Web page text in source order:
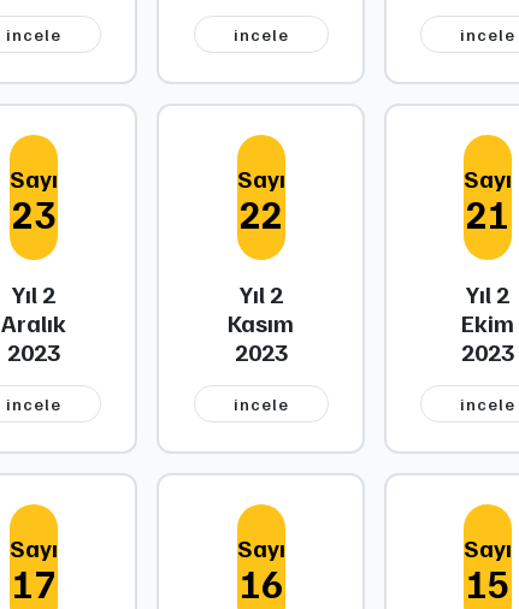
i̇ncele i̇ncele i̇ncele
Sayı
23
Yıl 2
Aralık
2023
i̇ncele
Sayı
22
Yıl 2
Kasım
2023
i̇ncele
Sayı
21
Yıl 2
Ekim
2023
i̇ncele
Sayı
17
Sayı
16
Sayı
15